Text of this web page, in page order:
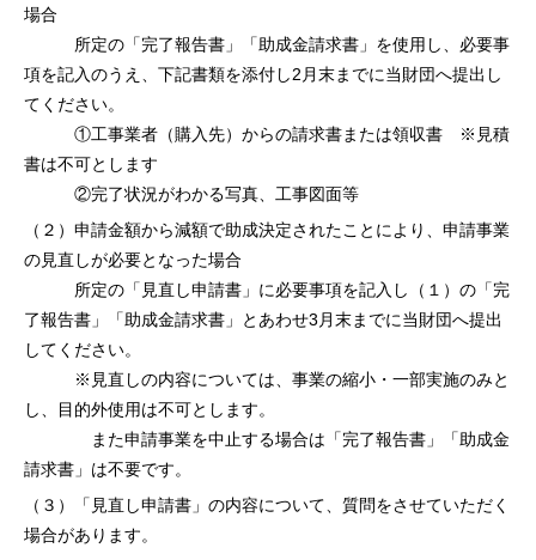
場合
所定の「完了報告書」「助成金請求書」を使用し、必要事
項を記入のうえ、下記書類を添付し2月末までに当財団へ提出し
てください。
①工事業者（購入先）からの請求書または領収書 ※見積
書は不可とします
②完了状況がわかる写真、工事図面等
（２）申請金額から減額で助成決定されたことにより、申請事業
の見直しが必要となった場合
所定の「見直し申請書」に必要事項を記入し（１）の「完
了報告書」「助成金請求書」とあわせ3月末までに当財団へ提出
してください。
※見直しの内容については、事業の縮小・一部実施のみと
し、目的外使用は不可とします。
また申請事業を中止する場合は「完了報告書」「助成金
請求書」は不要です。
（３）「見直し申請書」の内容について、質問をさせていただく
場合があります。